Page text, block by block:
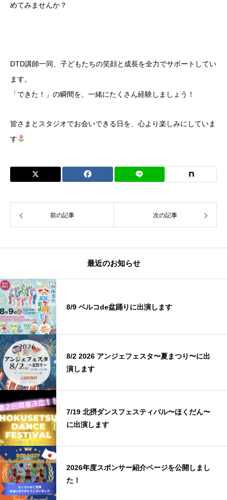
めてみませんか？
DTD講師一同、子どもたちの笑顔と成長を全力でサポートしてい
ます。
「できた！」の瞬間を、一緒にたくさん経験しましょう！
皆さまとスタジオでお会いできる日を、心より楽しみにしていま
す
前の記事 次の記事
最近のお知らせ
8/9 ベルコde盆踊りに出演します
8/2 2026 アンジェフェスタ〜夏まつり〜に出
演します
7/19 北摂ダンスフェスティバル〜ほくだん〜
に出演します
2026年度スポンサー紹介ページを公開しまし
た！